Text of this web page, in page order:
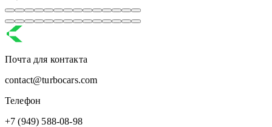
Почта для контакта
contact@turbocars.com
Телефон
+7 (949) 588-08-98